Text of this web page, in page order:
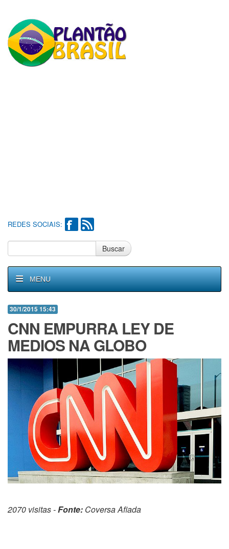
REDES SOCIAIS:
Buscar
MENU
30/1/2015 15:43
CNN EMPURRA LEY DE
MEDIOS NA GLOBO
2070 visitas -Fonte: Coversa Afiada